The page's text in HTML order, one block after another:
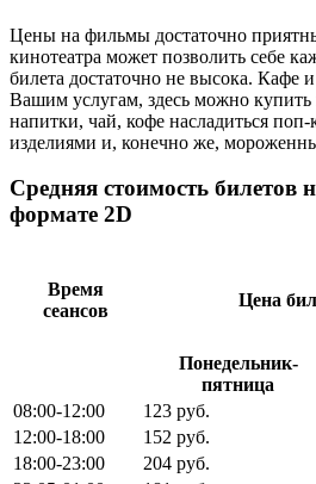
Цены на фильмы достаточно
кинотеатра может позволить себе
билета достаточно не высока. Кафе
Вашим услугам, здесь можно купить
напитки, чай, кофе насладиться
изделиями и, конечно же,
Средняя стоимость билетов
формате 2D
Время
сеансов
Цена
Понедельник-
пятница
08:00-12:00
123 руб.
12:00-18:00
152 руб.
18:00-23:00
204 руб.